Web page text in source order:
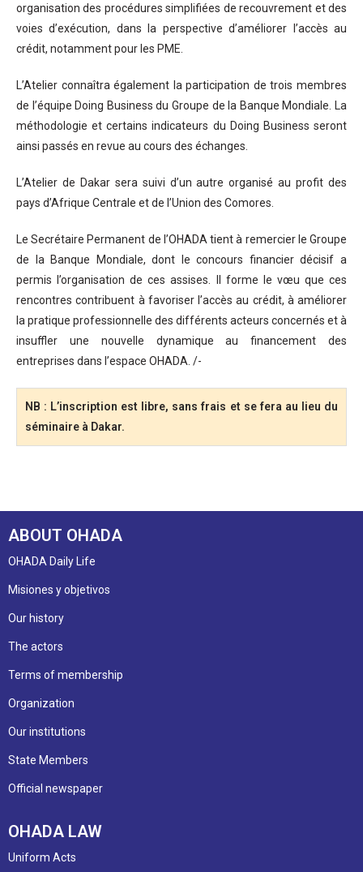
organisation des procédures simplifiées de recouvrement et des
voies d’exécution, dans la perspective d’améliorer l’accès au
crédit, notamment pour les PME.
L’Atelier connaîtra également la participation de trois membres
de l’équipe Doing Business du Groupe de la Banque Mondiale. La
méthodologie et certains indicateurs du Doing Business seront
ainsi passés en revue au cours des échanges.
L’Atelier de Dakar sera suivi d’un autre organisé au profit des
pays d’Afrique Centrale et de l’Union des Comores.
Le Secrétaire Permanent de l’OHADA tient à remercier le Groupe
de la Banque Mondiale, dont le concours financier décisif a
permis l’organisation de ces assises. Il forme le vœu que ces
rencontres contribuent à favoriser l’accès au crédit, à améliorer
la pratique professionnelle des différents acteurs concernés et à
insuffler une nouvelle dynamique au financement des
entreprises dans l’espace OHADA. /-
NB : L’inscription est libre, sans frais et se fera au lieu du
séminaire à Dakar.
ABOUT OHADA
OHADA Daily Life
Misiones y objetivos
Our history
The actors
Terms of membership
Organization
Our institutions
State Members
Official newspaper
OHADA LAW
Uniform Acts